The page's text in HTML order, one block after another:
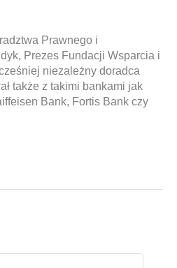
Prawnego i
Prezes Fundacji Wsparcia i
niezależny doradca
także z takimi bankami jak
Bank, Fortis Bank czy